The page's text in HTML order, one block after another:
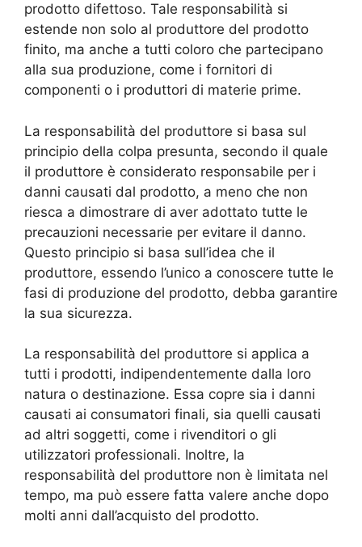
prodotto difettoso. Tale responsabilità si
estende non solo al produttore del prodotto
finito, ma anche a tutti coloro che partecipano
alla sua produzione, come i fornitori di
componenti o i produttori di materie prime.
La responsabilità del produttore si basa sul
principio della colpa presunta, secondo il quale
il produttore è considerato responsabile per i
danni causati dal prodotto, a meno che non
riesca a dimostrare di aver adottato tutte le
precauzioni necessarie per evitare il danno.
Questo principio si basa sull’idea che il
produttore, essendo l’unico a conoscere tutte le
fasi di produzione del prodotto, debba garantire
la sua sicurezza.
La responsabilità del produttore si applica a
tutti i prodotti, indipendentemente dalla loro
natura o destinazione. Essa copre sia i danni
causati ai consumatori finali, sia quelli causati
ad altri soggetti, come i rivenditori o gli
utilizzatori professionali. Inoltre, la
responsabilità del produttore non è limitata nel
tempo, ma può essere fatta valere anche dopo
molti anni dall’acquisto del prodotto.